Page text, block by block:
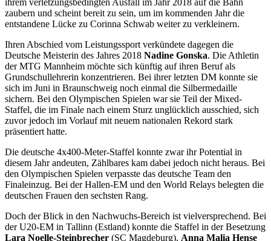
ihrem verletzungsbedingten Ausfall im Jahr 2018 auf die Bahn
zaubern und scheint bereit zu sein, um im kommenden Jahr die
entstandene Lücke zu Corinna Schwab weiter zu verkleinern.
Ihren Abschied vom Leistungssport verkündete dagegen die
Deutsche Meisterin des Jahres 2018 Nadine Gonska. Die Athletin
der MTG Mannheim möchte sich künftig auf ihren Beruf als
Grundschullehrerin konzentrieren. Bei ihrer letzten DM konnte sie
sich im Juni in Braunschweig noch einmal die Silbermedaille
sichern. Bei den Olympischen Spielen war sie Teil der Mixed-
Staffel, die im Finale nach einem Sturz unglücklich ausschied, sich
zuvor jedoch im Vorlauf mit neuem nationalen Rekord stark
präsentiert hatte.
Die deutsche 4x400-Meter-Staffel konnte zwar ihr Potential in
diesem Jahr andeuten, Zählbares kam dabei jedoch nicht heraus. Bei
den Olympischen Spielen verpasste das deutsche Team den
Finaleinzug. Bei der Hallen-EM und den World Relays belegten die
deutschen Frauen den sechsten Rang.
Doch der Blick in den Nachwuchs-Bereich ist vielversprechend. Bei
der U20-EM in Tallinn (Estland) konnte die Staffel in der Besetzung
Lara Noelle-Steinbrecher (SC Magdeburg), Anna Malia Hense